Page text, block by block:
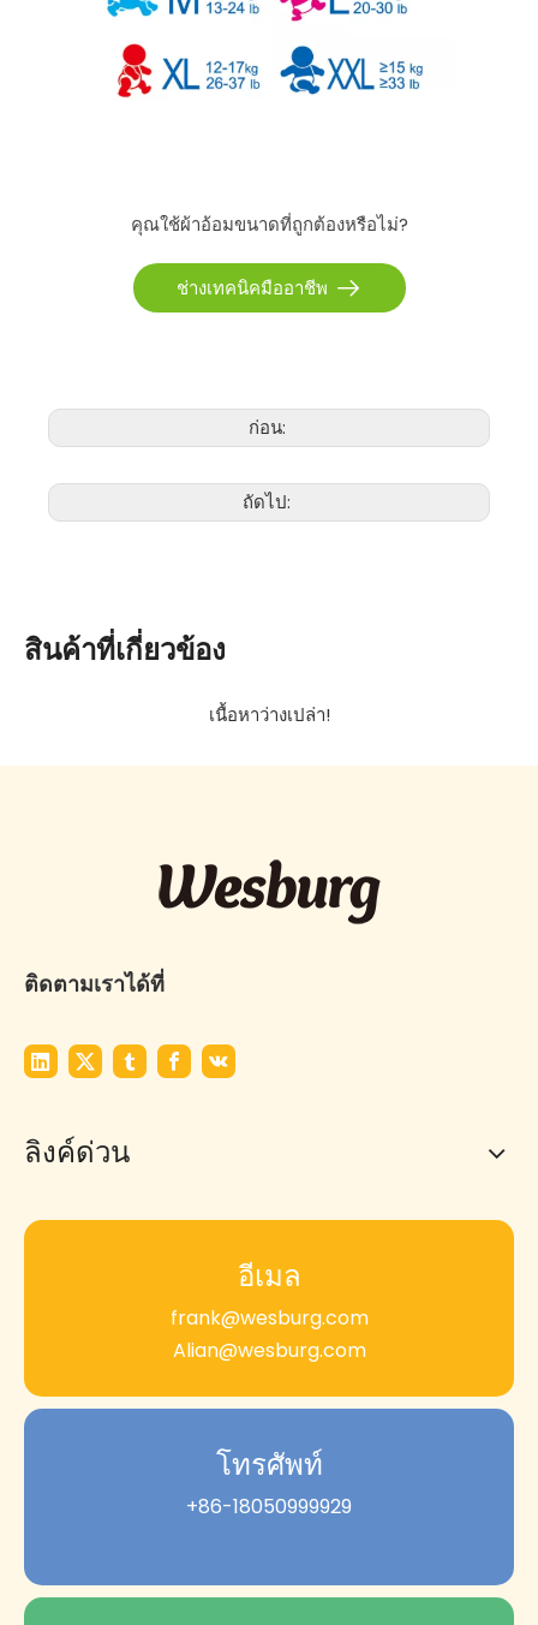
คุณใช้ผ้าอ้อมขนาดที่ถูกต้องหรือไม่?
ช่างเทคนิคมืออาชีพ
ก่อน:
ถัดไป:
สินค้าที่เกี่ยวข้อง
เนื้อหาว่างเปล่า!
ติดตามเราได้ที่
ลิงค์ด่วน
อีเมล
frank@wesburg.com
Alian@wesburg.com
โทรศัพท์
+86-18050999929